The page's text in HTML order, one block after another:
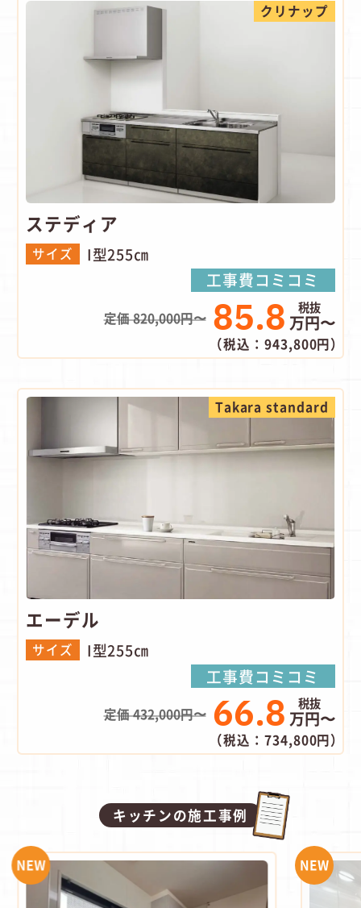
クリナップ
ステディア
サイズ I型255㎝
工事費コミコミ
定価 820,000円〜 85.8 万円〜
（税込：943,800円）
Takara standard
エーデル
サイズ I型255㎝
工事費コミコミ
定価 432,000円〜 66.8 万円〜
（税込：734,800円）
キッチンの施工事例
NEW NEW